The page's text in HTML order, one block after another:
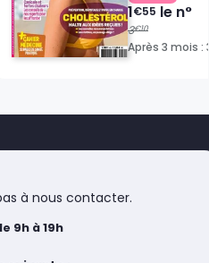
1€55 le n°
3€10
Après 3 mois : 3
à nous contacter.
9h à 19h